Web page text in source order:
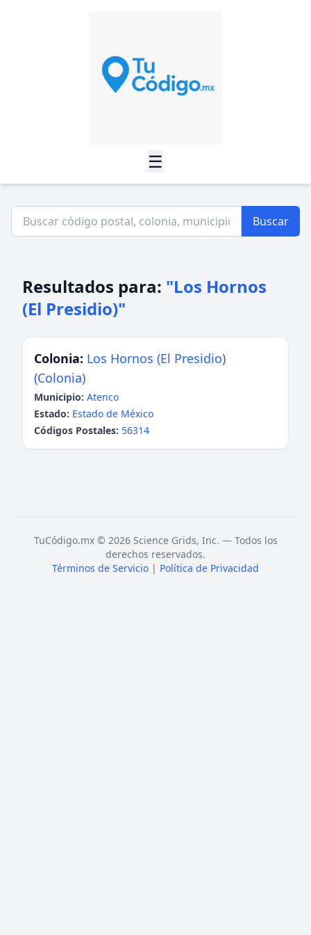
☰
Buscar
Resultados para: "Los Hornos
(El Presidio)"
Colonia: Los Hornos (El Presidio)
(Colonia)
Municipio: Atenco
Estado: Estado de México
Códigos Postales: 56314
TuCódigo.mx © 2026 Science Grids, Inc. — Todos los
derechos reservados.
Términos de Servicio | Política de Privacidad